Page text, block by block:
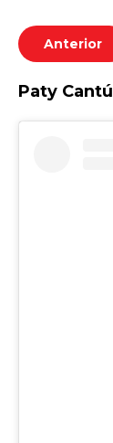
Anterior
Paty